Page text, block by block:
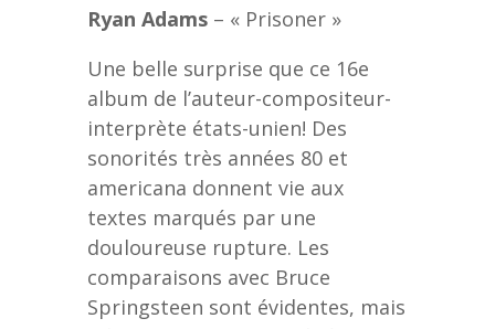
Ryan Adams – « Prisoner »
Une belle surprise que ce 16e
album de l’auteur-compositeur-
interprète états-unien! Des
sonorités très années 80 et
americana donnent vie aux
textes marqués par une
douloureuse rupture. Les
comparaisons avec Bruce
Springsteen sont évidentes, mais